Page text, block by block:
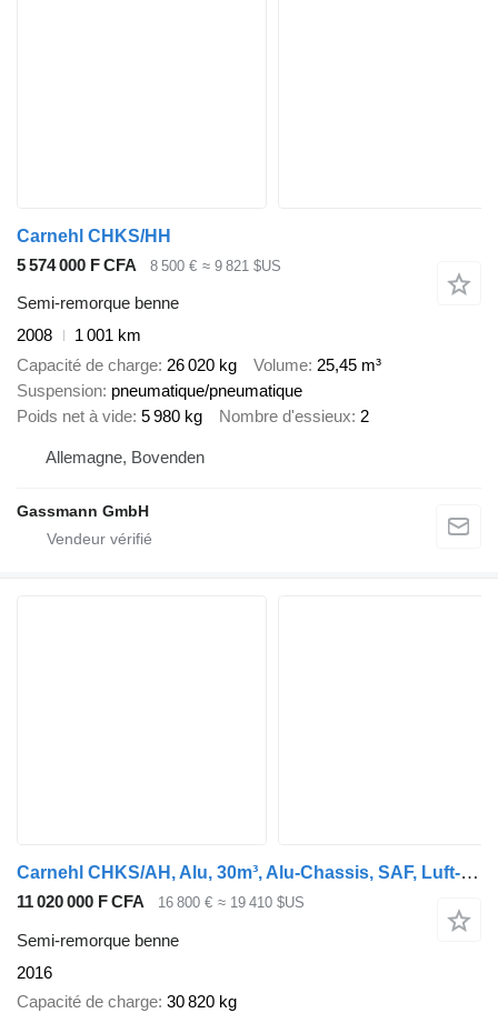
Carnehl CHKS/HH
5 574 000 F CFA
8 500 € ≈ 9 821 $US
Semi-remorque benne
2008
1 001 km
Capacité de charge 26 020 kg Volume 25,45 m³
Suspension pneumatique/pneumatique
Poids net à vide 5 980 kg Nombre d'essieux 2
Allemagne, Bovenden
Gassmann GmbH
Carnehl CHKS/AH, Alu, 30m³, Alu-Chassis, SAF, Luft-Lift
11 020 000 F CFA 16 800 € ≈ 19 410 $US
Semi-remorque benne
2016
Capacité de charge 30 820 kg